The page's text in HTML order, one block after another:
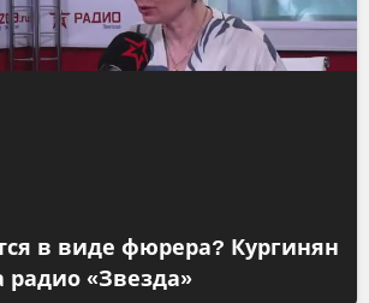
в виде фюрера? Кургинян
«Звезда»